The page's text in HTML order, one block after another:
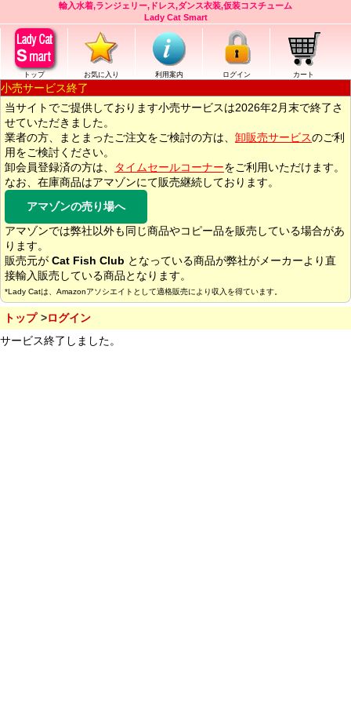
輸入水着,ランジェリー,ドレス,ダンス衣装,仮装コスチューム
Lady Cat Smart
トップ お気に入り 利用案内 ログイン カート
小売サービス終了
当サイトでご提供しております小売サービスは2026年2月末で終了さ
せていただきました。
業者の方、まとまったご注文をご検討の方は、 卸販売サービスのご利
用をご検討ください。
卸会員登録済の方は、
タイムセールコーナーをご利用いただけます。
なお、在庫商品はアマゾンにて販売継続しております。
アマゾンの売り場へ
アマゾンでは弊社以外も同じ商品やコピー品を販売している場合があ
ります。
販売元が Cat Fish Club となっている商品が弊社がメーカーより直
接輸入販売している商品となります。
*Lady Catは、Amazonアソシエイトとして適格販売により収入を得ています。
トップ
ログイン
サービス終了しました。